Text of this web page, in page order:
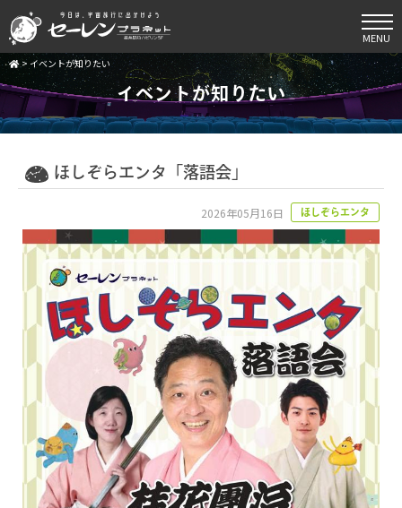
MENU
> イベントが知りたい
イベントが知りたい
ほしぞらエンタ「落語会」
2026年05月16日 ほしぞらエンタ